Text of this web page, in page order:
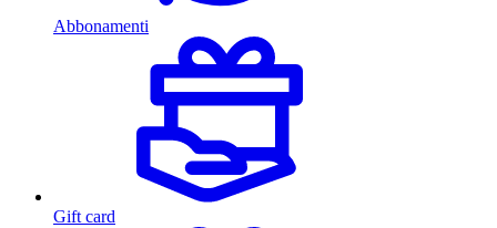
Abbonamenti
Gift card